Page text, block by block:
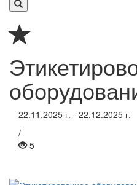
22.11.2025 г. - 22.12.2025 г.
/
5